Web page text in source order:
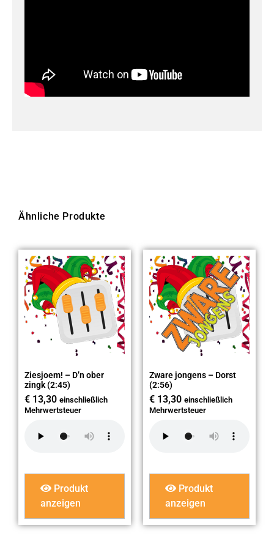
Ähnliche Produkte
Ziesjoem! – D’n ober
zingk (2:45)
€ 13,30 einschließlich
Mehrwertsteuer
Produkt
anzeigen
Zware jongens – Dorst
(2:56)
€ 13,30 einschließlich
Mehrwertsteuer
Produkt
anzeigen